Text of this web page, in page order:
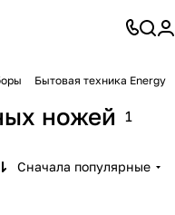
Бытовая техника Energy
ножей 1
Сначала популярные